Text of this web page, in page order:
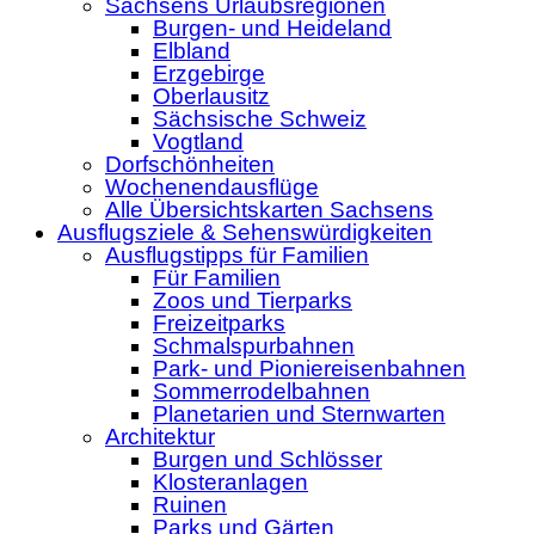
Sachsens Urlaubsregionen
Burgen- und Heideland
Elbland
Erzgebirge
Oberlausitz
Sächsische Schweiz
Vogtland
Dorfschönheiten
Wochenendausflüge
Alle Übersichtskarten Sachsens
Ausflugsziele & Sehenswürdigkeiten
Ausflugstipps für Familien
Für Familien
Zoos und Tierparks
Freizeitparks
Schmalspurbahnen
Park- und Pioniereisenbahnen
Sommerrodelbahnen
Planetarien und Sternwarten
Architektur
Burgen und Schlösser
Klosteranlagen
Ruinen
Parks und Gärten